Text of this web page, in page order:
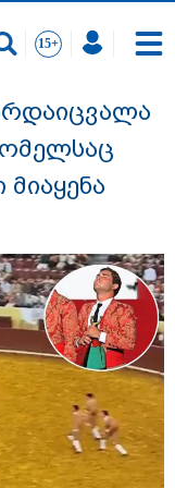
აფხაზეთის
ბარამიძის
მიაყენა